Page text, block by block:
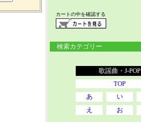
カートの中を確認する
検索カテゴリー
歌謡曲・J-POP
TOP
あ
い
え
お